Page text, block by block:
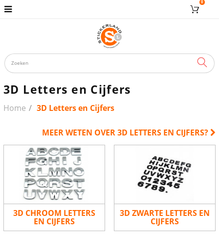
0
3D Letters en Cijfers
Home 3D Letters en Cijfers
MEER WETEN OVER 3D LETTERS EN CIJFERS?
3D CHROOM LETTERS
EN CIJFERS
3D ZWARTE LETTERS EN
CIJFERS